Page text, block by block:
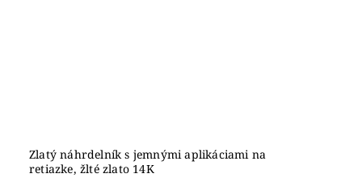
Zlatý náhrdelník s jemnými aplikáciami na
retiazke, žlté zlato 14K